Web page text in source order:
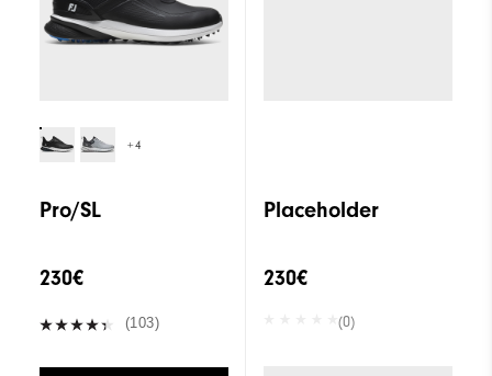
+4
Pro/SL
230€
(103)
Placeholder
230€
(0)